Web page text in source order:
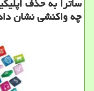
چه واکنشی نشان